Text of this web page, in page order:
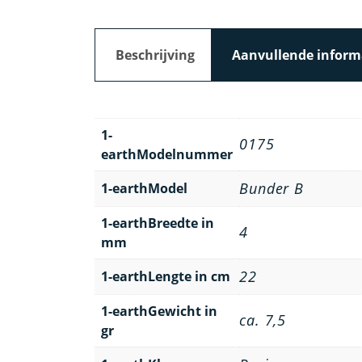
Beschrijving Aanvullende
1-
earthModelnummer
0175
1-earthModel Bunder B
1-earthBreedte in
mm
4
1-earthLengte in cm 22
1-earthGewicht in
gr
ca. 7,5